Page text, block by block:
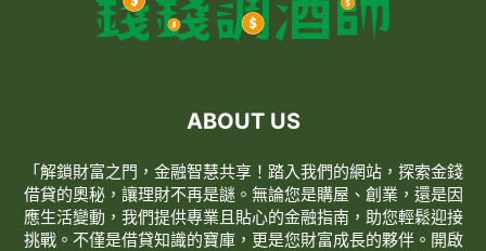
ABOUT US
「解鎖財富之門，金融智慧共享！踏入我們的網站，探索金錢
借貸的奧秘，讓理財不再是謎。無論您是購屋、創業，還是因
應生活變動，我們提供專業且貼心的金融指南，助您輕鬆迎接
挑戰。不僅是借貸知識的寶庫，更是您財富成長的夥伴。開啟